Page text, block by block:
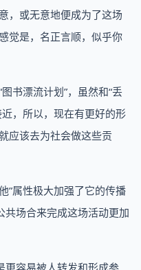
，或无意地便成为了这场
觉是，名正言顺，似乎你
书漂流计划”，虽然和“丢
，所以，现在有更好的形
应该去为社会做这些贡
”属性极大加强了它的传播
共场合来完成这场活动更加
更容易被人转发和形成参